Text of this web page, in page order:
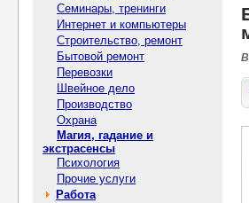
Семинары, тренинги
Интернет и компьютеры
Строительство, ремонт
Бытовой ремонт
Перевозки
Швейное дело
Производство
Охрана
Магия, гадание и
экстрасенсы
Психология
Прочие услуги
Работа